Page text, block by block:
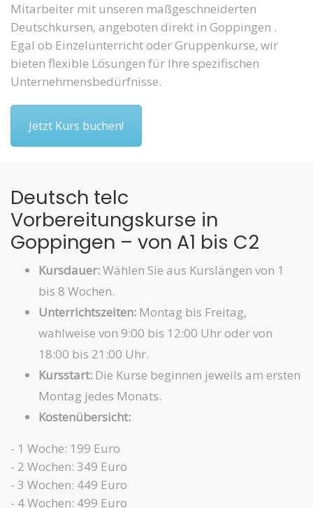
Mitarbeiter mit unseren maßgeschneiderten
Deutschkursen, angeboten direkt in Goppingen .
Egal ob Einzelunterricht oder Gruppenkurse, wir
bieten flexible Lösungen für Ihre spezifischen
Unternehmensbedürfnisse.
Jetzt Kurs buchen!
Deutsch telc
Vorbereitungskurse in
Goppingen – von A1 bis C2
Kursdauer:Wählen Sie aus Kurslängen von 1
bis 8 Wochen.
Unterrichtszeiten:Montag bis Freitag,
wahlweise von 9:00 bis 12:00 Uhr oder von
18:00 bis 21:00 Uhr.
Kursstart:Die Kurse beginnen jeweils am ersten
Montag jedes Monats.
Kostenübersicht:
- 1 Woche: 199 Euro
- 2 Wochen: 349 Euro
- 3 Wochen: 449 Euro
- 4 Wochen: 499 Euro